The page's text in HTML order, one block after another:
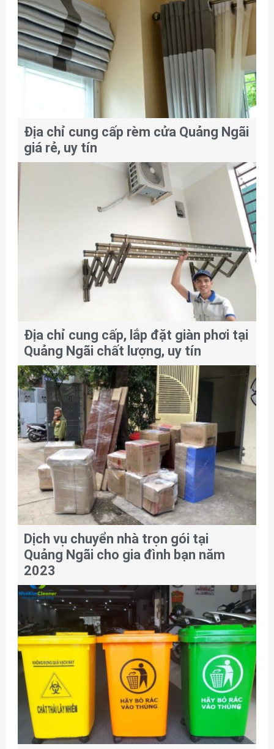
Địa chỉ cung cấp rèm cửa Quảng Ngãi
giá rẻ, uy tín
Địa chỉ cung cấp, lắp đặt giàn phơi tại
Quảng Ngãi chất lượng, uy tín
Dịch vụ chuyển nhà trọn gói tại
Quảng Ngãi cho gia đình bạn năm
2023